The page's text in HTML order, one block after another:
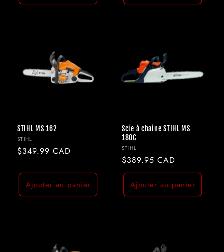
STIHL MS 162
Fournisseur :
STIHL
Prix
$349.99 CAD
Ajouter au panier
Scie à chaine STIHL MS
180C
Fournisseur :
STIHL
Prix
habituel
$389.95 CAD
Ajouter au panier